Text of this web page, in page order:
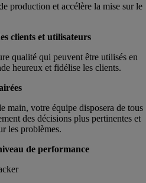
production et accélère la mise sur le
clients et utilisateurs
qualité qui peuvent être utilisés en
heureux et fidélise les clients.
main, votre équipe disposera de tous
des décisions plus pertinentes et
les problèmes.
de performance